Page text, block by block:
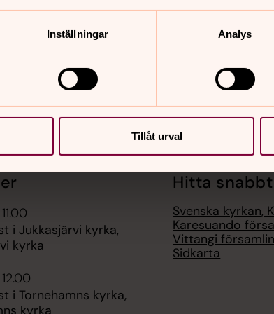
Inställningar Analys
Tillåt urval
i Jukkasjärvi kyrka,
kyrka
i Tornehamns kyrka,
kyrka
Hitta snabbt
Svenska kyrkan,
Karesuando
Vittangi
Sidkarta